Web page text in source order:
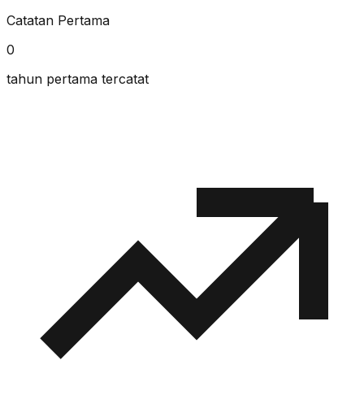
Catatan Pertama
0
tahun pertama tercatat